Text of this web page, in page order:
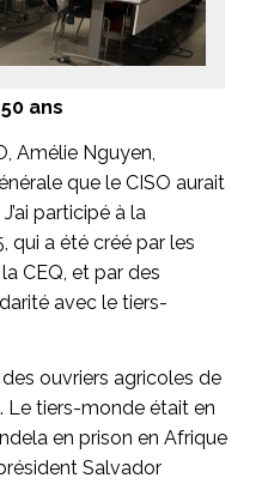
ans
Amélie Nguyen,
que le CISO aurait
participé à la
qui a été créé par les
CEQ, et par des
avec le tiers-
ouvriers agricoles de
Le tiers-monde était en
en prison en Afrique
Salvador